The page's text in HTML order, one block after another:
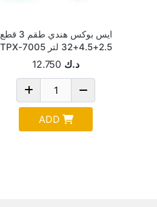
ايس بوكس هندي طقم 3 قطع
2.5+4.5+32 لتر 7005-TPX
د.ك 12.750
ADD